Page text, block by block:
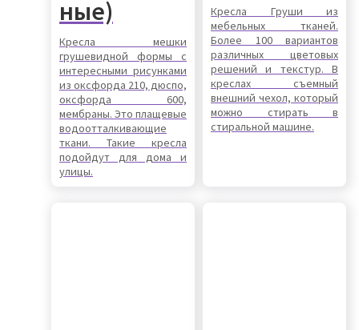
ные)
Кресла мешки
грушевидной формы с
интересными рисунками
из оксфорда 210, дюспо,
оксфорда 600,
мембраны. Это плащевые
водоотталкивающие
ткани. Такие кресла
подойдут для дома и
улицы.
Кресла Груши из
мебельных тканей.
Более 100 вариантов
различных цветовых
решений и текстур. В
креслах съемный
внешний чехол, который
можно стирать в
стиральной машине.